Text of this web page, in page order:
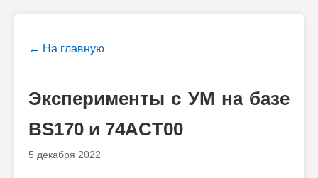
← На главную
Эксперименты с УМ на базе
BS170 и 74ACT00
5 декабря 2022